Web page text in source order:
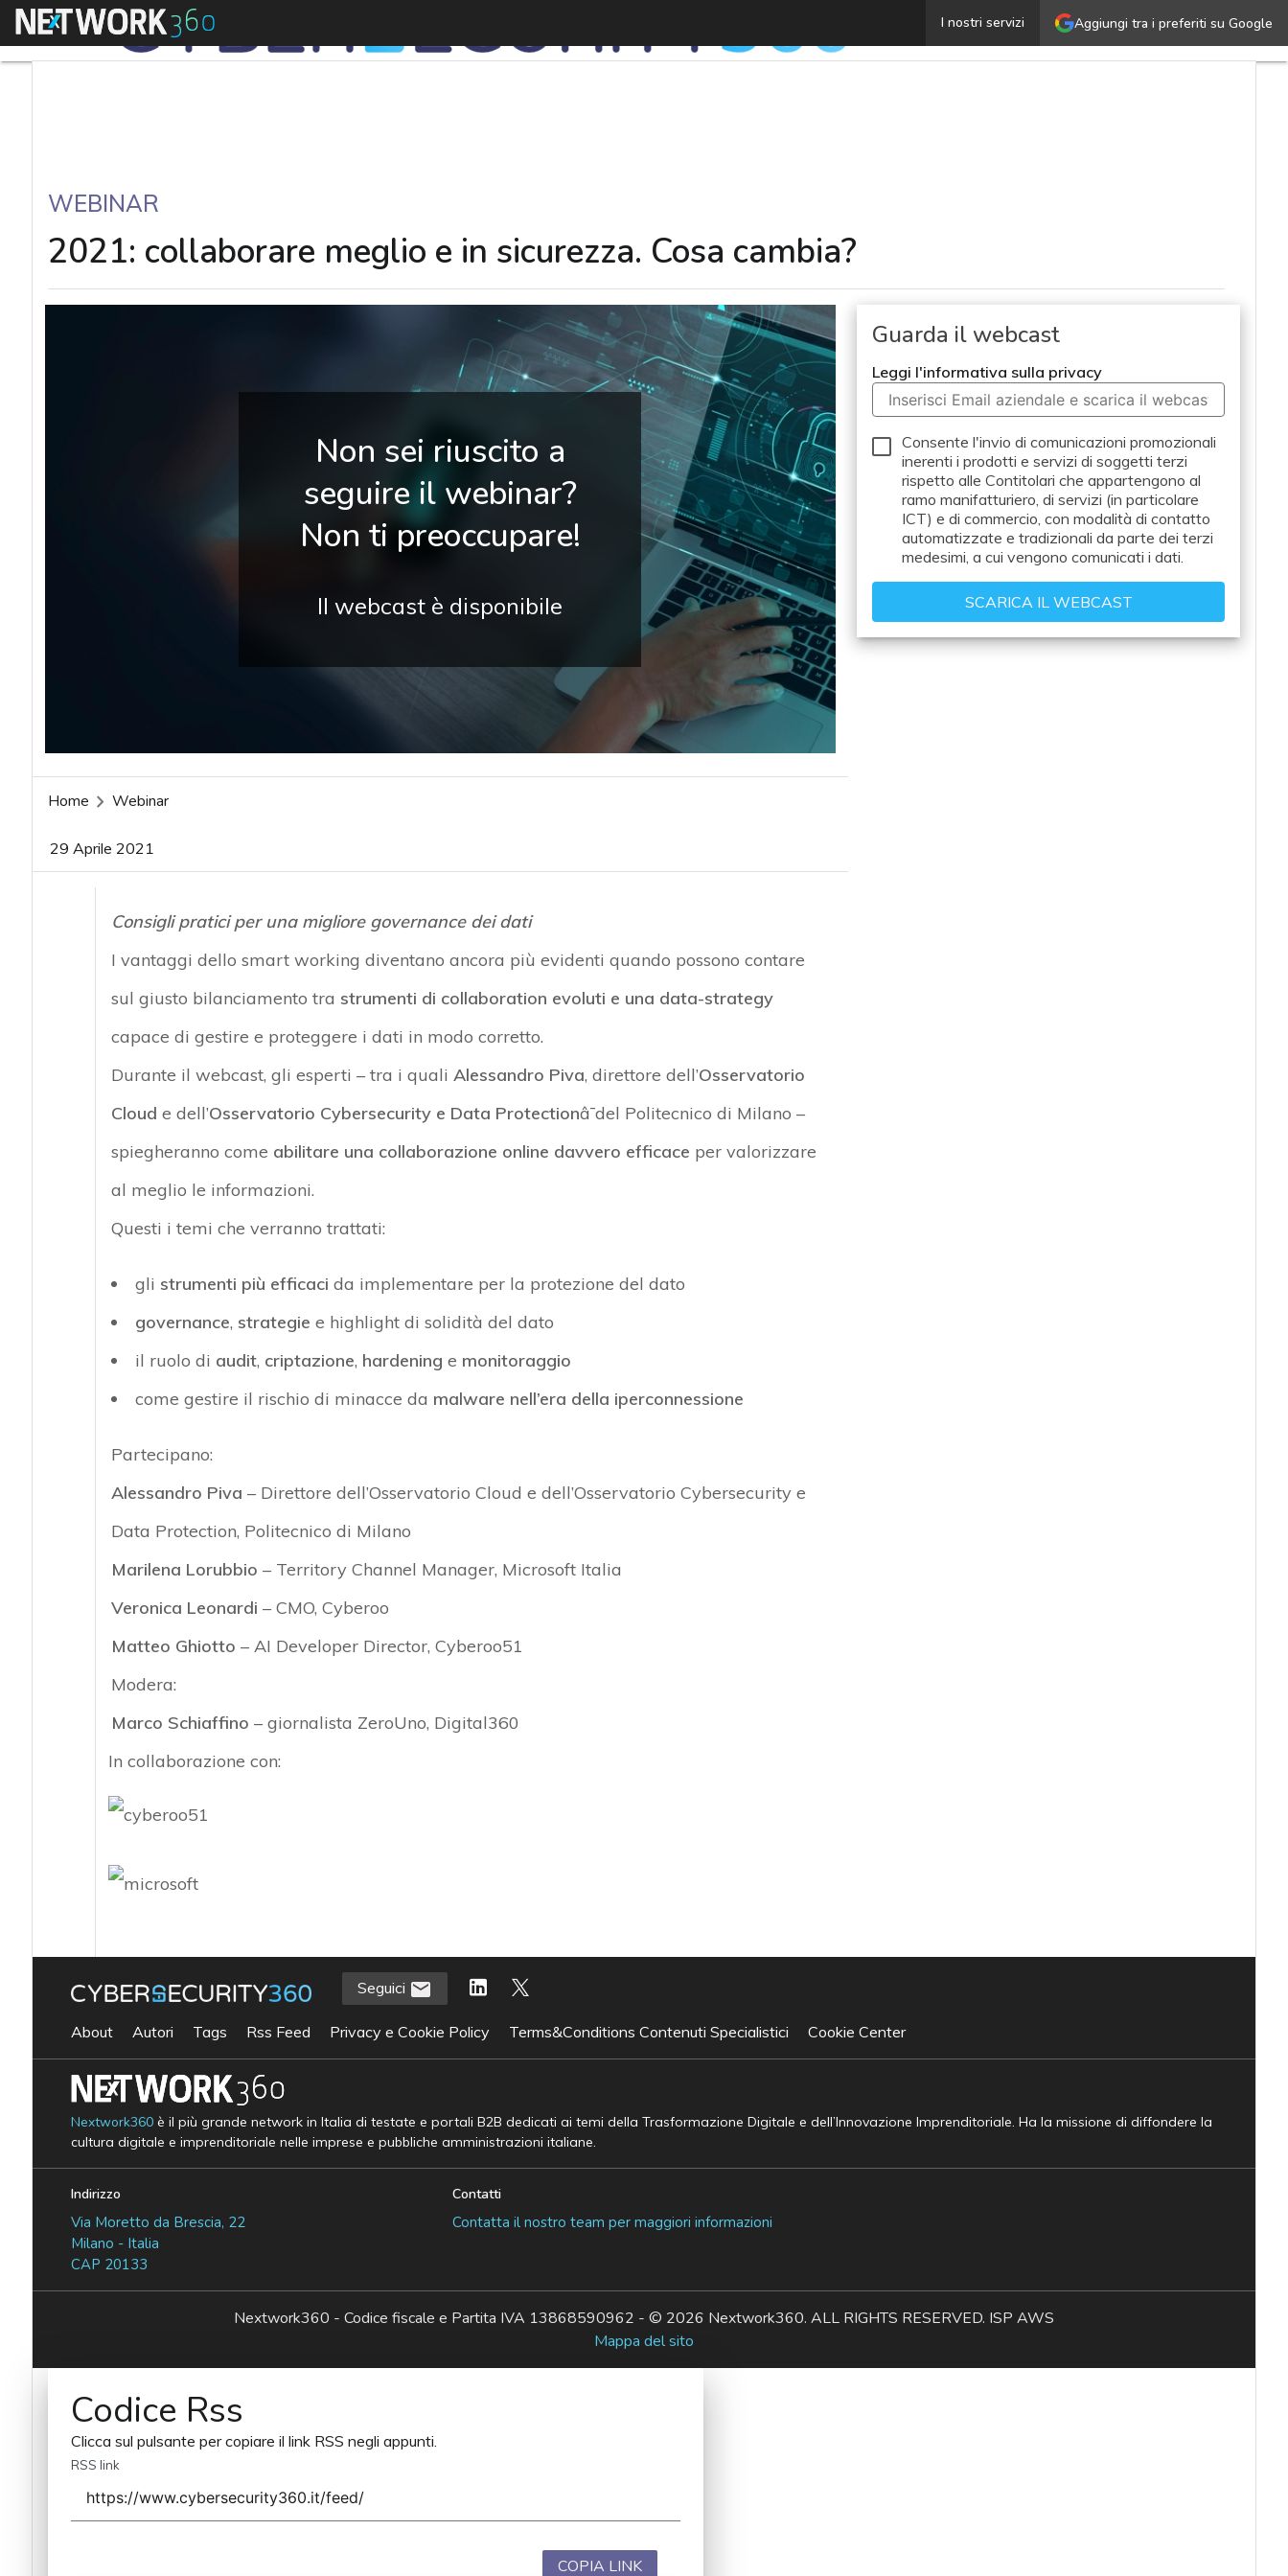
Aggiungi tra i preferiti su Google
I nostri servizi
Menu 2021: collaborare meglio e in sicurezza. Cosa cambia?
WEBINAR
2021: collaborare meglio e in sicurezza. Cosa cambia?
Non sei riuscito a
seguire il webinar?
Non ti preoccupare!
Il webcast è disponibile
Home Webinar
29 Aprile 2021
Consigli pratici per una migliore governance dei dati
I vantaggi dello smart working diventano ancora più evidenti quando possono contare
sul giusto bilanciamento tra strumenti di collaboration evoluti e una data-strategy
capace di gestire e proteggere i dati in modo corretto.
Durante il webcast, gli esperti – tra i quali Alessandro Piva, direttore dell’Osservatorio
Cloud e dell’Osservatorio Cybersecurity e Data Protectionâ¯del Politecnico di Milano –
spiegheranno come abilitare una collaborazione online davvero efficace per valorizzare
al meglio le informazioni.
Questi i temi che verranno trattati:
gli strumenti più efficaci da implementare per la protezione del dato
governance, strategie e highlight di solidità del dato
il ruolo di audit, criptazione, hardening e monitoraggio
come gestire il rischio di minacce da malware nell’era della iperconnessione
Partecipano:
Alessandro Piva – Direttore dell’Osservatorio Cloud e dell’Osservatorio Cybersecurity e
Data Protection, Politecnico di Milano
Marilena Lorubbio – Territory Channel Manager, Microsoft Italia
Veronica Leonardi – CMO, Cyberoo
Matteo Ghiotto – AI Developer Director, Cyberoo51
Modera:
Marco Schiaffino – giornalista ZeroUno, Digital360
In collaborazione con:
Guarda il webcast
Leggi l'informativa sulla privacy
Consente l'invio di comunicazioni promozionali
inerenti i prodotti e servizi di soggetti terzi
rispetto alle Contitolari che appartengono al
ramo manifatturiero, di servizi (in particolare
ICT) e di commercio, con modalità di contatto
automatizzate e tradizionali da parte dei terzi
medesimi, a cui vengono comunicati i dati.
Seguici
About Autori Tags Rss Feed Privacy e Cookie Policy Terms&Conditions Contenuti Specialistici Cookie Center
Nextwork360è il più grande network in Italia di testate e portali B2B dedicati ai temi della Trasformazione Digitale e dell’Innovazione Imprenditoriale. Ha la missione di diffondere la
cultura digitale e imprenditoriale nelle imprese e pubbliche amministrazioni italiane.
Indirizzo
Via Moretto da Brescia, 22
Milano - Italia
CAP 20133
Contatti
Contatta il nostro team per maggiori informazioni
Nextwork360 - Codice fiscale e Partita IVA 13868590962 - © 2026 Nextwork360. ALL RIGHTS RESERVED. ISP AWS
Mappa del sito
Codice Rss
Clicca sul pulsante per copiare il link RSS negli appunti.
RSS link
COPIA LINK